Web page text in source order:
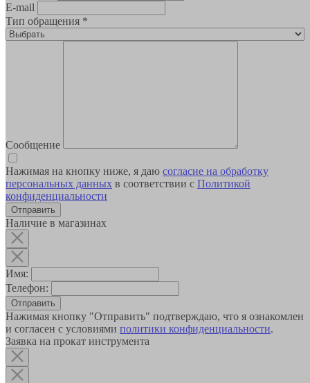
E-mail
Тип обращения *
Сообщение
Нажимая на кнопку ниже, я даю согласие на обработку
персональных данных в соответствии с Политикой
конфиденциальности
Наличие в магазинах
Имя:
Телефон:
Отправить
Нажимая кнопку "Отправить" подтверждаю, что я ознакомлен
и согласен с условиями политики конфиденциальности.
Заявка на прокат инструмента